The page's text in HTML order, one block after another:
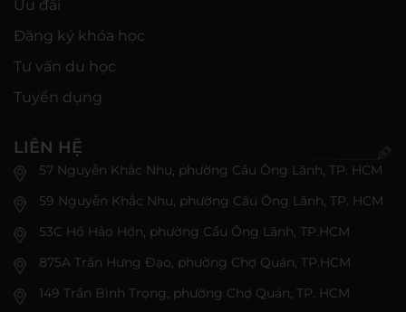
Ưu đãi
Đăng ký khóa học
Tư vấn du học
Tuyển dụng
LIÊN HỆ
57 Nguyễn Khắc Nhu, phường Cầu Ông Lãnh, TP. HCM
59 Nguyễn Khắc Nhu, phường Cầu Ông Lãnh, TP. HCM
53C Hồ Hảo Hớn, phường Cầu Ông Lãnh, TP.HCM
875A Trần Hưng Đạo, phường Chợ Quán, TP.HCM
149 Trần Bình Trọng, phường Chợ Quán, TP. HCM